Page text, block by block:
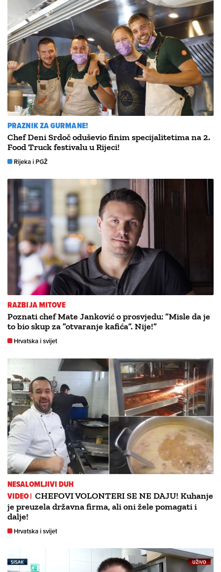
PRAZNIK ZA GURMANE!
Chef Deni Srdoč oduševio finim specijalitetima na 2.
Food Truck festivalu u Rijeci!
Rijeka i PGŽ
RAZBIJA MITOVE
Poznati chef Mate Janković o prosvjedu: ”Misle da je
to bio skup za ”otvaranje kafića”. Nije!”
Hrvatska i svijet
NESALOMLJIVI DUH
VIDEO | CHEFOVI VOLONTERI SE NE DAJU! Kuhanje
je preuzela državna firma, ali oni žele pomagati i
dalje!
Hrvatska i svijet